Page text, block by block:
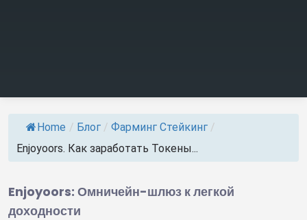
Home / Блог / Фарминг Стейкинг /
Enjoyoors. Как заработать Токены...
Enjoyoors: Омничейн-шлюз к легкой
доходности